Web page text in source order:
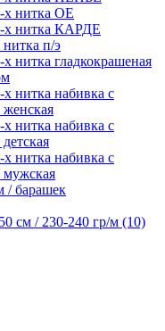
х нитка ОЕ
х нитка КАРДЕ
п/э
нитка гладкокрашеная
нитка набивка с
женская
нитка набивка с
нитка набивка с
мужская
/ барашек
см / 230-240 гр/м (10)